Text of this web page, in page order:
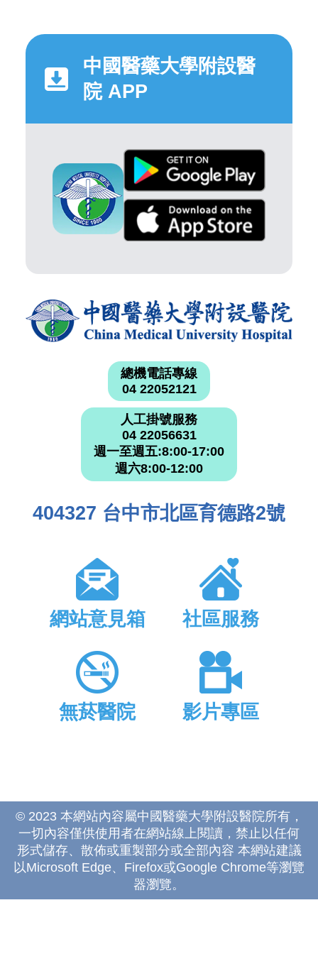
中國醫藥大學附設醫
院 APP
總機電話專線
04 22052121
人工掛號服務
04 22056631
週一至週五:8:00-17:00
週六8:00-12:00
404327 台中市北區育德路2號
網站意見箱 社區服務
無菸醫院 影片專區
© 2023 本網站內容屬中國醫藥大學附設醫院所有，
一切內容僅供使用者在網站線上閱讀，禁止以任何
形式儲存、散佈或重製部分或全部內容 本網站建議
以Microsoft Edge、Firefox或Google Chrome等瀏覽
器瀏覽。